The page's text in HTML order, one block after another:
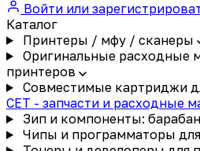
Войти или
Каталог
Принтеры / мфу / сканеры
Оригинальные расходные
принтеров
Совместимые картриджи
CET - запчасти и расходные
Зип и компоненты:
Чипы и программаторы